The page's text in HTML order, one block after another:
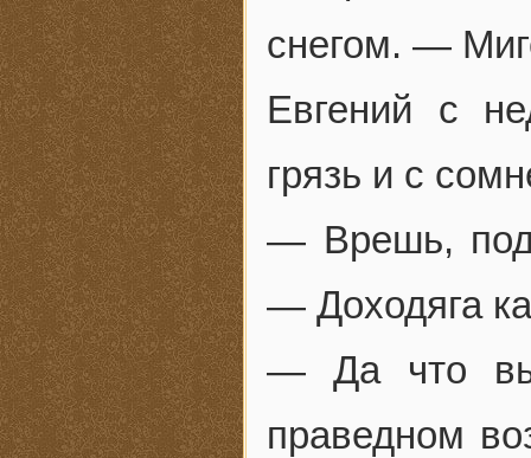
снегом. —
Евгений с
грязь и с
— Врешь,
— Доходяга
— Да что вы
праведном